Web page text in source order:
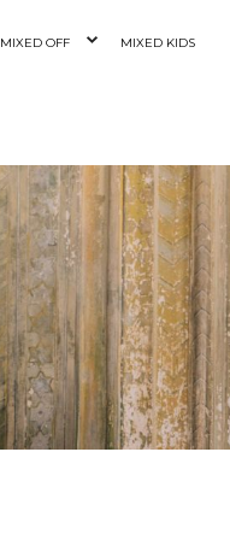
MIXED OFF MIXED KIDS